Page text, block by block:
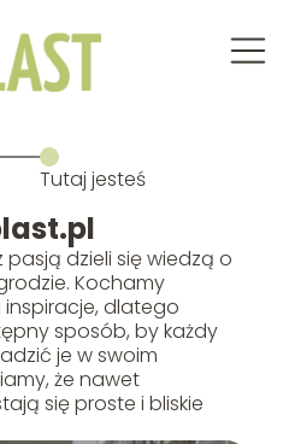
Tutaj jesteś
pasją dzieli się wiedzą o
Kochamy
dlatego
sposób, by każdy
je w swoim
że nawet
się proste i bliskie